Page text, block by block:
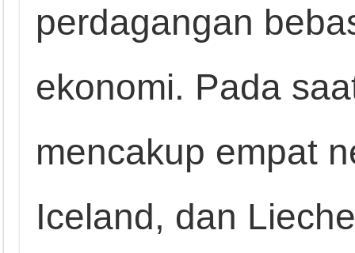
perdagangan
ekonomi. Pada
mencakup empat
Iceland, dan